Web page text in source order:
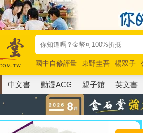
國中自修評量 東野圭吾 楊双子
唯紅花綻放
奧德賽 路邊攤新作
中文書 動漫ACG 親子館 英文書